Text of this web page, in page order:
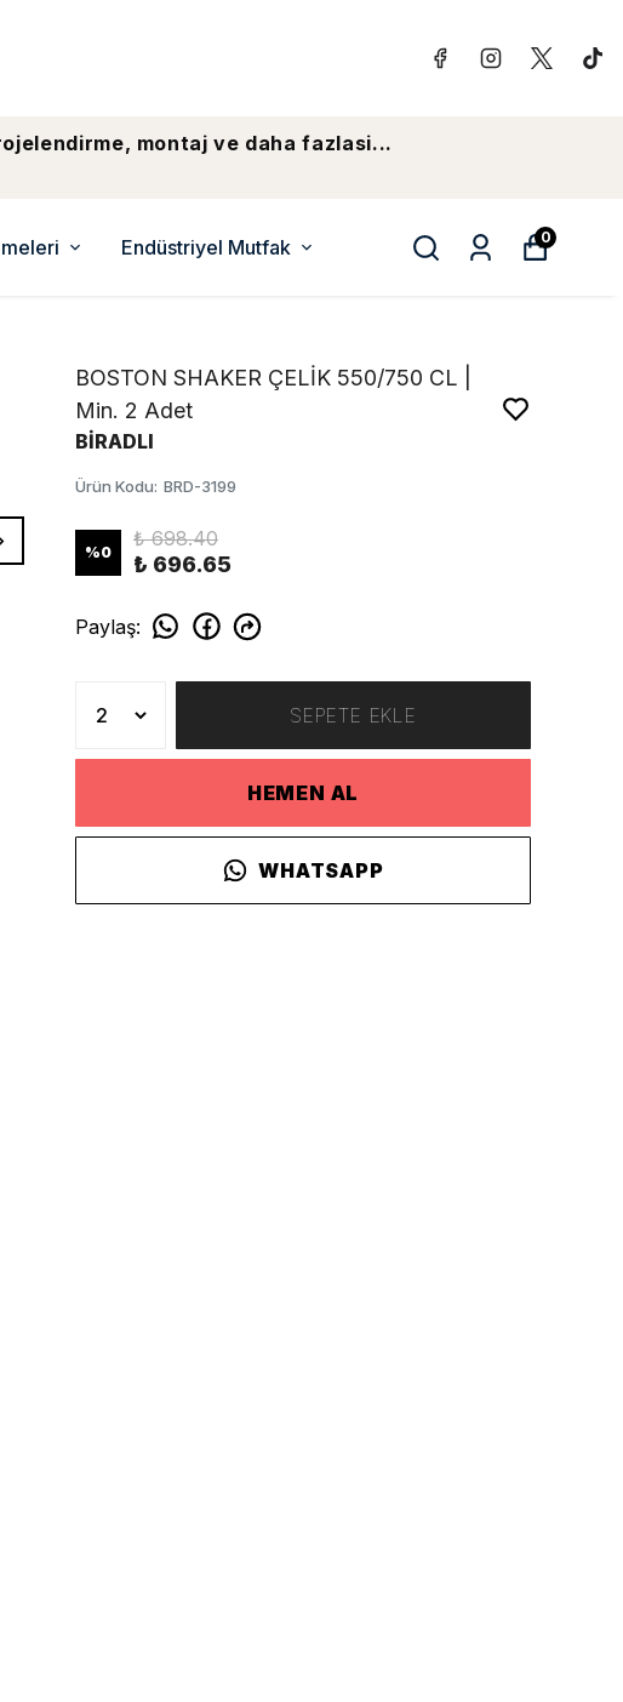
montaj ve daha fazlasi...
Endüstriyel Mutfak 0
BOSTON SHAKER ÇELİK 550/750 CL |
Min. 2 Adet
BİRADLI
Ürün Kodu: BRD-3199
%0
₺ 698.40
₺ 696.65
Paylaş:
SEPETE EKLE
HEMEN AL
WHATSAPP